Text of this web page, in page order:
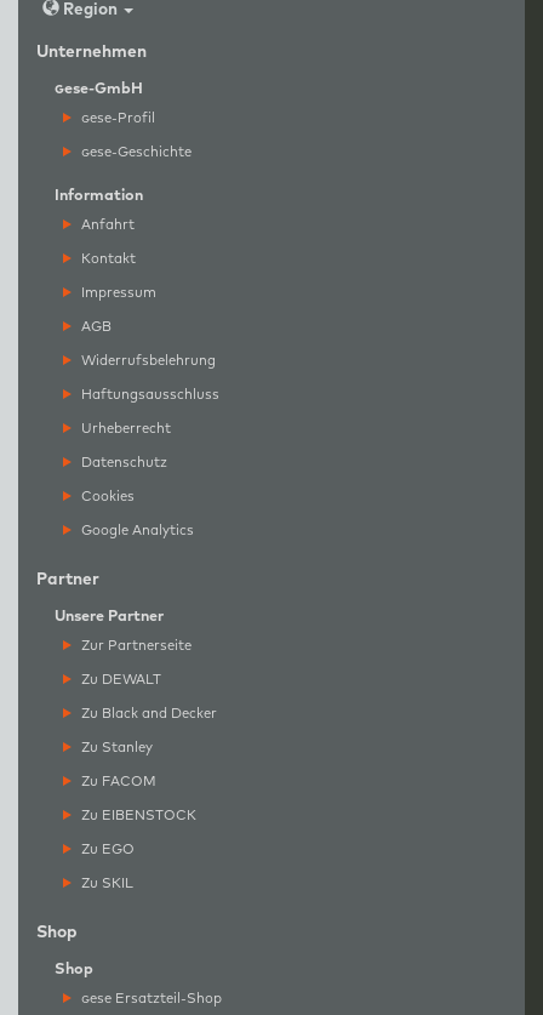
Region
Unternehmen
gese-GmbH
gese-Profil
gese-Geschichte
Information
Anfahrt
Kontakt
Impressum
AGB
Widerrufsbelehrung
Haftungsausschluss
Urheberrecht
Datenschutz
Cookies
Google Analytics
Partner
Unsere Partner
Zur Partnerseite
Zu DEWALT
Zu Black and Decker
Zu Stanley
Zu FACOM
Zu EIBENSTOCK
Zu EGO
Zu SKIL
Shop
Shop
gese Ersatzteil-Shop